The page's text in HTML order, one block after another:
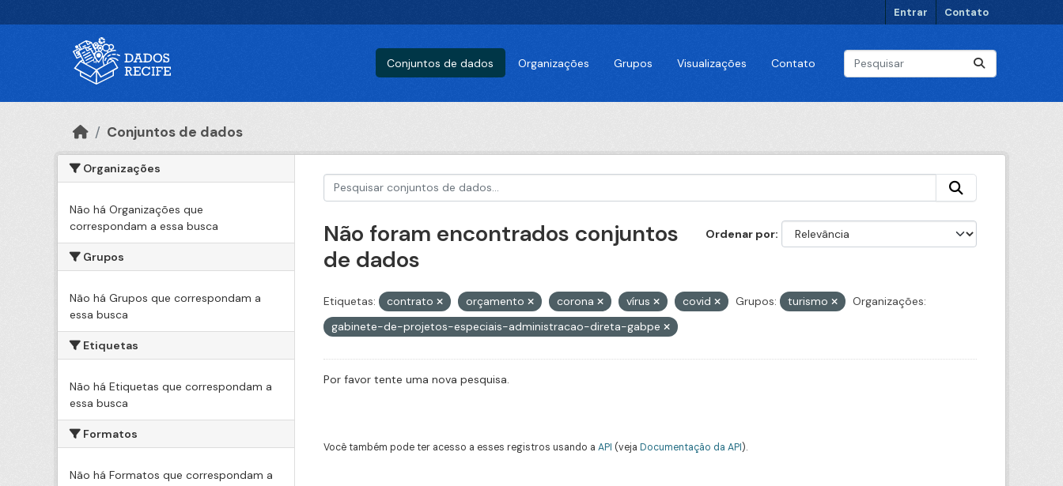
Entrar Contato
Conjuntos de dados Organizações Grupos Visualizações Contato
Conjuntos de dados
Organizações
Não há Organizações que
correspondam a essa busca
Grupos
Não há Grupos que correspondam a
essa busca
Etiquetas
Não há Etiquetas que correspondam a
essa busca
Formatos
Não há Formatos que correspondam a
Ordenar por
Não foram encontrados conjuntos
de dados
Etiquetas: contrato orçamento corona vírus covid Grupos: turismo
Organizações:
gabinete-de-projetos-especiais-administracao-direta-gabpe
Por favor tente uma nova pesquisa.
Você também pode ter acesso a esses registros usando a API (veja Documentação da API).